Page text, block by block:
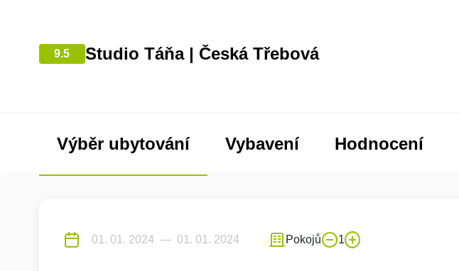
9.5 Studio Táňa | Česká Třebová
Výběr ubytování Vybavení Hodnocení
Pokojů 1